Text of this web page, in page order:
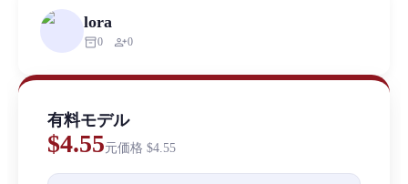
lora
inventory_20 person_add0
有料モデル
$4.55元価格 $4.55